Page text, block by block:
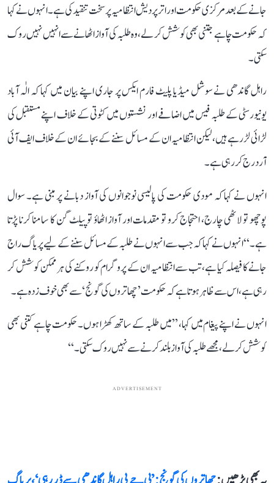
جانے کے بعد مرکزی حکومت اور اتر پردیش انتظامیہ پر سخت تنقید کی ہے۔ انہوں نے کہا
کہ حکومت چاہے جتنی بھی کوشش کر لے، وہ طلبہ کی آواز اٹھانے سے انہیں نہیں روک
سکتی۔
راہل گاندھی نے سوشل میڈیا پلیٹ فارم ایکس پر جاری اپنے بیان میں کہا کہ الٰہ آباد
یونیورسٹی کے طلبہ فیس میں اضافے اور نشستوں میں کٹوتی کے خلاف اپنے مستقبل کی
لڑائی لڑ رہے ہیں، لیکن انتظامیہ ان کے مسائل سننے کے بجائے ان کے خلاف ایف آئی
آر درج کر رہی ہے۔
انہوں نے کہا کہ مودی حکومت کی پالیسی نوجوانوں کی آواز دبانے پر مبنی ہے۔ سوال
پوچھو تو لاٹھی چارج، احتجاج کرو تو مقدمات اور آواز اٹھاؤ تو پیلٹ گن کا سامنا کرنا پڑتا
ہے۔‘‘ انہوں نے کہا کہ جب سے انہوں نے طلبہ کے مسائل سننے کے لیے پریاگ راج
جانے کا فیصلہ کیا ہے، تب سے انتظامیہ ان کے پروگرام کو روکنے کی ہر ممکن کوشش کر
رہی ہے، اس سے ظاہر ہوتا ہے کہ حکومت ’چھاتروں کی گونج‘ سے بھی خوف زدہ ہے۔
انہوں نے اپنے پیغام میں کہا، ’’میں طلبہ کے ساتھ کھڑا ہوں۔ حکومت چاہے کتنی بھی
کوشش کر لے، مجھے طلبہ کی آواز بلند کرنے سے نہیں روک سکتی۔‘‘
ADVERTISEMENT